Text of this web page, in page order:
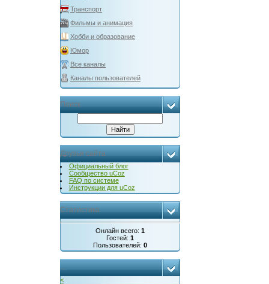
Транспорт
Фильмы и анимация
Хобби и образование
Юмор
Все каналы
Каналы пользователей
Поиск
Друзья сайта
Официальный блог
Сообщество uCoz
FAQ по системе
Инструкции для uCoz
Статистика
Онлайн всего: 1
Гостей: 1
Пользователей: 0
...
<